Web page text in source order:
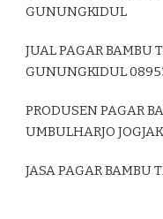
GUNUNGKIDUL
JUAL PAGAR BAMBU
GUNUNGKIDUL
PRODUSEN PAGAR
UMBULHARJO
JASA PAGAR BAMBU